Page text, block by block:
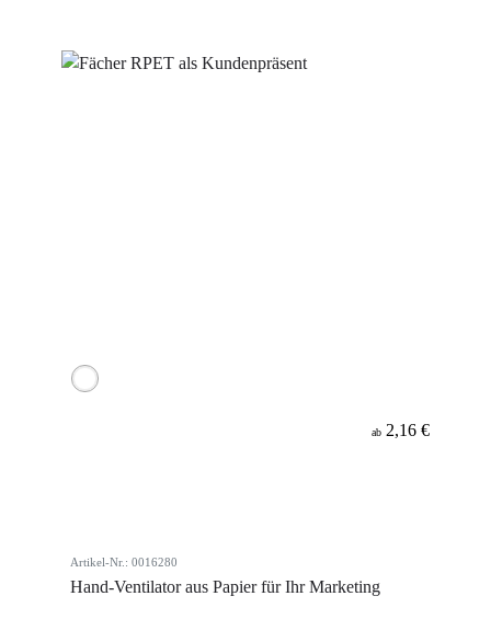
ab 2,16 €
Artikel-Nr.: 0016280
Hand-Ventilator aus Papier für Ihr Marketing